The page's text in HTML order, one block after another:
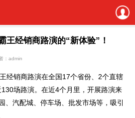
王经销商路演的“新体验”！
：admin
经销商路演在全国17个省份、2个直辖
场路演。在近4个月里，开展路演来
、汽配城、停车场、批发市场等，吸引